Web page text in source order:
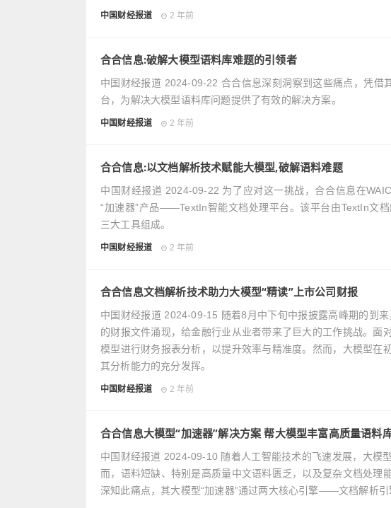
中国财经报道 2 年前
合合信息:破解大模型语料库难题的引领者
中国财经报道 2024-09-22 合合信息深刻洞察到这些痛点，凭
台，为解决大模型语料库问题提供了有效的解决方案。
中国财经报道 2 年前
合合信息:以文档解析技术赋能大模型,破解语料难题
中国财经报道 2024-09-22 为了应对这一挑战，合合信息在
“加速器”产品——TextIn智能文档处理平台。该平台由TextIn文
三大工具组成。
中国财经报道 2 年前
合合信息文档解析技术助力大模型“精读”上市公司财报
中国财经报道 2024-09-15 随着8月中下旬中报披露高峰期的到
的财报文件涌现，给金融行业从业者带来了巨大的工作挑战。
模型进行财务报表分析，以提升效率与精准度。然而，大模型在
其分析能力的充分发挥。
中国财经报道 2 年前
合合信息大模型“加速器”解决方案 帮大模型丰富高质量语料
中国财经报道 2024-09-10 随着人工智能技术的飞速发展，大模
而，语料短缺、特别是高质量中文语料匮乏，以及复杂文档处理
深知此痛点，其大模型“加速器”通过两大核心引擎——文档解析